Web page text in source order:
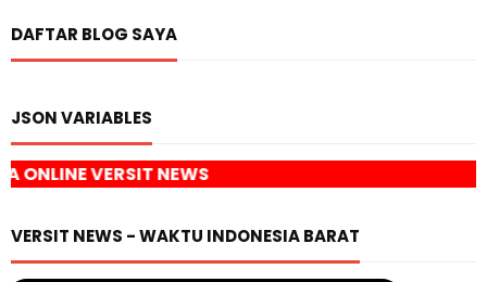
DAFTAR BLOG SAYA
JSON VARIABLES
NEWS
VERSIT NEWS - WAKTU INDONESIA BARAT